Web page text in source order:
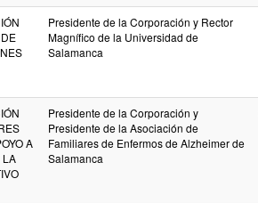
Presidente de la Corporación y Rector
Magnífico de la Universidad de
Salamanca
A
LA
Presidente de la Corporación y
Presidente de la Asociación de
Familiares de Enfermos de Alzheimer de
Salamanca